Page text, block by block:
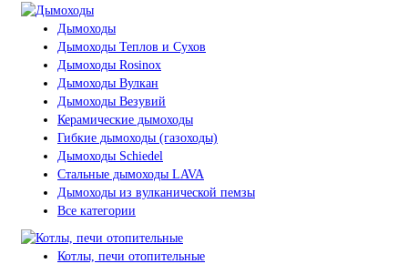
Дымоходы
Дымоходы Теплов и Сухов
Дымоходы Rosinox
Дымоходы Вулкан
Дымоходы Везувий
Керамические дымоходы
Гибкие дымоходы (газоходы)
Дымоходы Schiedel
Стальные дымоходы LAVA
Дымоходы из вулканической пемзы
Все категории
Котлы, печи отопительные